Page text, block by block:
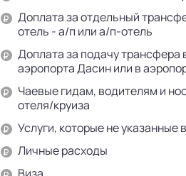
Доплата за отдельный
отель - а/п или а/п-отель
Доплата за подачу трансфера
аэропорта Дасин или в
Чаевые гидам, водителям и
отеля/круиза
Услуги, которые не указанные
Личные расходы